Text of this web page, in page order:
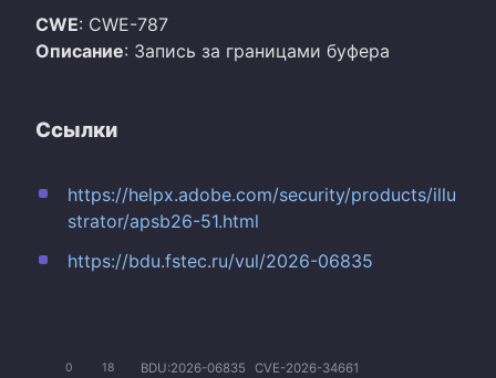
CWE: CWE-787
Описание: Запись за границами буфера
Ссылки
https://helpx.adobe.com/security/products/illu
strator/apsb26-51.html
https://bdu.fstec.ru/vul/2026-06835
0 18 BDU:2026-06835 CVE-2026-34661